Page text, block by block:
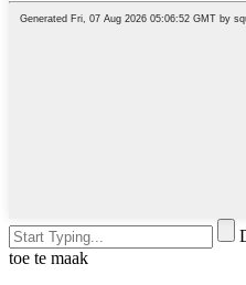
toe te maak